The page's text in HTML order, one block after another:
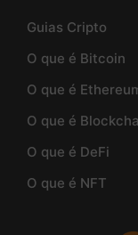
Guias Cripto
O que é Bitcoin
O que é
O que é
O que é DeFi
O que é NFT